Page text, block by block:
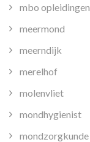
mbo opleidingen
meermond
meerndijk
merelhof
molenvliet
mondhygienist
mondzorgkunde